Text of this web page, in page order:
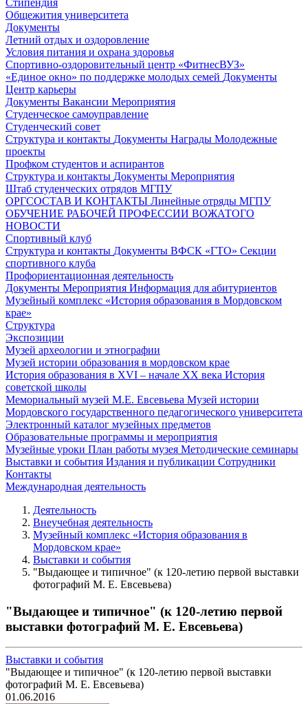
Общежития университета
Документы
Летний отдых и оздоровление
Условия питания и охрана здоровья
Спортивно-оздоровительный центр «ФитнесВУЗ»
«Единое окно» по поддержке молодых семей Документы
Центр карьеры
Документы Вакансии Мероприятия
Студенческое самоуправление
Студенческий совет
Структура и контакты Документы Награды Молодежные
проекты
Профком студентов и аспирантов
Структура и контакты Документы Мероприятия
Штаб студенческих отрядов МГПУ
ОРГСОСТАВ И КОНТАКТЫ Линейные отряды МГПУ
ОБУЧЕНИЕ РАБОЧЕЙ ПРОФЕССИИ ВОЖАТОГО
НОВОСТИ
Спортивный клуб
Структура и контакты Документы ВФСК «ГТО» Секции
спортивного клуба
Профориентационная деятельность
Документы Мероприятия Информация для абитуриентов
Музейный комплекс «История образования в Мордовском
крае»
Структура
Экспозиции
Музей археологии и этнографии
Музей истории образования в мордовском крае
История образования в XVI – начале XX века История
советской школы
Мемориальный музей М.Е. Евсевьева Музей истории
Мордовского государственного педагогического университета
Электронный каталог музейных предметов
Образовательные программы и мероприятия
Музейные уроки План работы музея Методические семинары
Выставки и события Издания и публикации Сотрудники
Контакты
Международная деятельность
Деятельность
Внеучебная деятельность
Музейный комплекс «История образования в
Мордовском крае»
Выставки и события
"Выдающее и типичное" (к 120-летию первой выставки
фотографий М. Е. Евсевьева)
"Выдающее и типичное" (к 120-летию первой
выставки фотографий М. Е. Евсевьева)
Выставки и события
"Выдающее и типичное" (к 120-летию первой выставки
фотографий М. Е. Евсевьева)
01.06.2016